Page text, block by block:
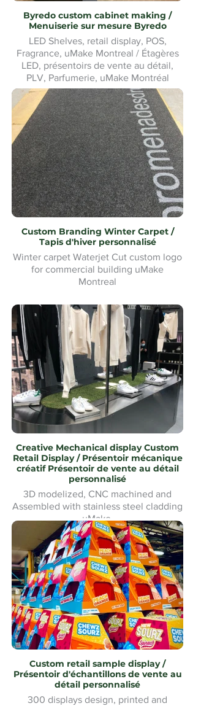
Byredo custom cabinet making /
Menuiserie sur mesure Byredo
LED Shelves, retail display, POS,
Fragrance, uMake Montreal / Étagères
LED, présentoirs de vente au détail,
PLV, Parfumerie, uMake Montréal
Custom Branding Winter Carpet /
Tapis d'hiver personnalisé
Winter carpet Waterjet Cut custom logo
for commercial building uMake
Montreal
Tapis d'hiver Waterjet Cut logo
personnalisé pour bâtiment commercial
uMake Montréal
Creative Mechanical display Custom
Retail Display / Présentoir mécanique
créatif Présentoir de vente au détail
personnalisé
3D modelized, CNC machined and
Assembled with stainless steel cladding
uMake
Modélisé en 3D, usiné CNC et
assemblé avec revêtement en acier
inoxydable uMake MontréalMontreal
Custom retail sample display /
Présentoir d'échantillons de vente au
détail personnalisé
300 displays design, printed and